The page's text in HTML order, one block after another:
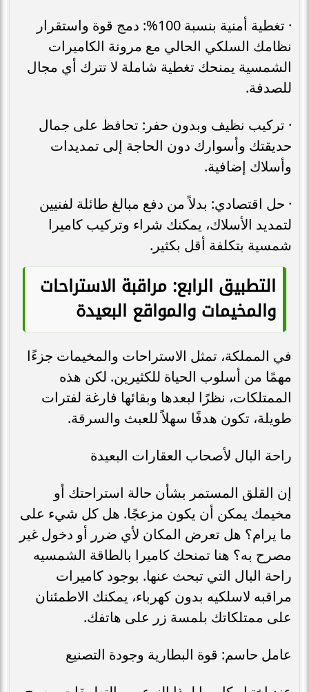
· تغطية أمنية بنسبة 100%: دمج قوة واستقرار
نظامك السلكي الحالي مع مرونة الكاميرات
الشمسية يمنحك تغطية شاملة لا تترك أي مجال
للصدفة.
· تركيب نظيف وبدون حفر: تحافظ على جمال
حديقتك وأسوارك دون الحاجة إلى تمديدات
وأسلاك إضافية.
· حل اقتصادي: بدلاً من دفع مبالغ طائلة لفنيين
لتمديد الأسلاك، يمكنك شراء وتركيب كاميرا
شمسية بتكلفة أقل بكثير.
التطبيق الرابع: مراقبة الاستراحات
والمخيمات والمواقع البعيدة
في المملكة، تمثل الاستراحات والمخيمات جزءًا
مهمًا من أسلوب الحياة للكثيرين. لكن هذه
الممتلكات، نظرًا لبعدها وبقائها فارغة لفترات
طويلة، تكون هدفًا سهلاً للعبث والسرقة.
راحة البال لأصحاب العقارات البعيدة
إن القلق المستمر بشأن حالة استراحتك أو
مخيمك يمكن أن يكون مزعجًا. هل كل شيء على
ما يرام؟ هل تعرض المكان لأي ضرر أو دخول غير
مصرح به؟ هنا تمنحك كاميرا بالطاقة الشمسيه
راحة البال التي تبحث عنها. بوجود كاميرات
مراقبه لاسلكيه بدون كهرباء، يمكنك الاطمئنان
على ممتلكاتك بلمسة زر على هاتفك.
عامل حاسم: قوة البطارية وجودة التصنيع